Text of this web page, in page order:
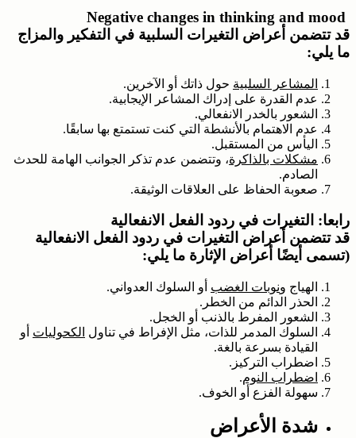
قد تتضمن أعراض التغيرات السلبية في التفكير والمزاج
ما يلي:
المشاعر السلبية حول ذاتك أو الآخرين.
عدم القدرة على إدراك المشاعر الإيجابية.
الشعور بالخدر الانفعالي.
عدم الاهتمام بالأنشطة التي كنت تستمتع بها سابقًا.
اليأس من المستقبل.
مشكلات بالذاكرة، وتتضمن عدم تذكر الجوانب الهامة للحدث
الصادم.
صعوبة الحفاظ على العلاقات الوثيقة.
رابعا: التغيرات في ردود الفعل الانفعالية
قد تتضمن أعراض التغيرات في ردود الفعل الانفعالية
(تسمى أيضًا أعراض الإثارة ما يلي:
الهياج ونوبات الغضب أو السلوك العدواني.
الحذر الدائم من الخطر.
الشعور المفرط بالذنب أو الخجل.
السلوك المدمر للذات، مثل الإفراط في تناول الكحوليات أو
القيادة بسرعة بالغة.
اضطراب التركيز.
اضطراب النوم.
سهولة الفزع أو الخوف.
شدة الأعراض